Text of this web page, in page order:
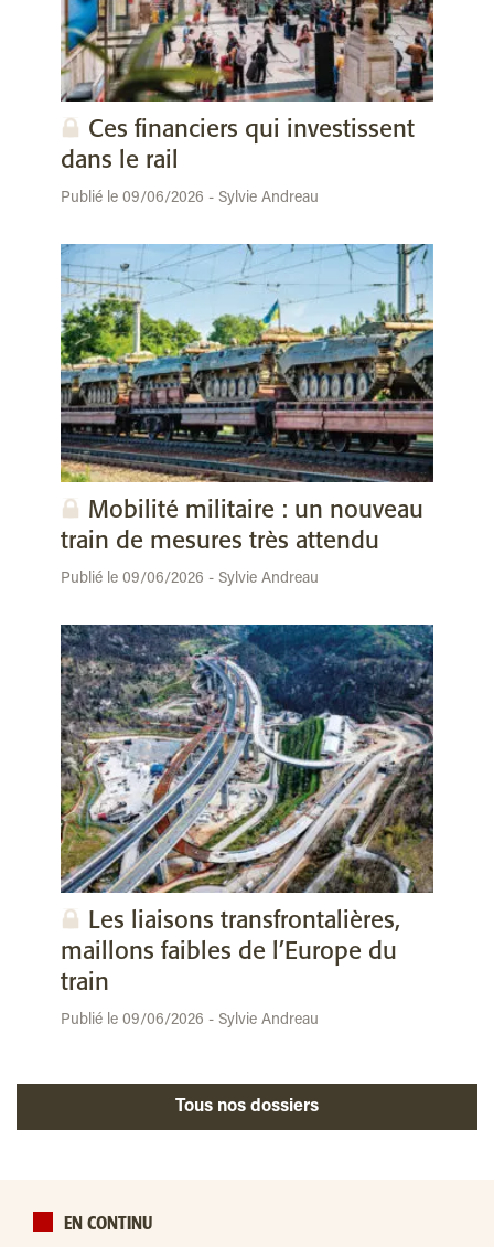
Ces financiers qui investissent
dans le rail
Publié le 09/06/2026 - Sylvie Andreau
Mobilité militaire : un nouveau
train de mesures très attendu
Publié le 09/06/2026 - Sylvie Andreau
Les liaisons transfrontalières,
maillons faibles de l’Europe du
train
Publié le 09/06/2026 - Sylvie Andreau
Tous nos dossiers
EN CONTINU